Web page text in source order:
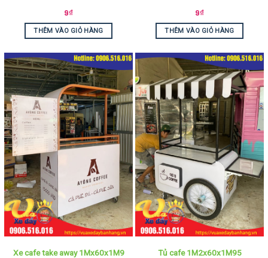
9₫
THÊM VÀO GIỎ HÀNG
9₫
THÊM VÀO GIỎ HÀNG
Xe cafe take away 1Mx60x1M9 Tủ cafe 1M2x60x1M95